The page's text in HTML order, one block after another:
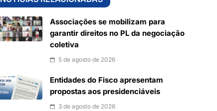
Associações se mobilizam para
garantir direitos no PL da negociação
coletiva
5 de agosto de 2026
Entidades do Fisco apresentam
propostas aos presidenciáveis
3 de agosto de 2026